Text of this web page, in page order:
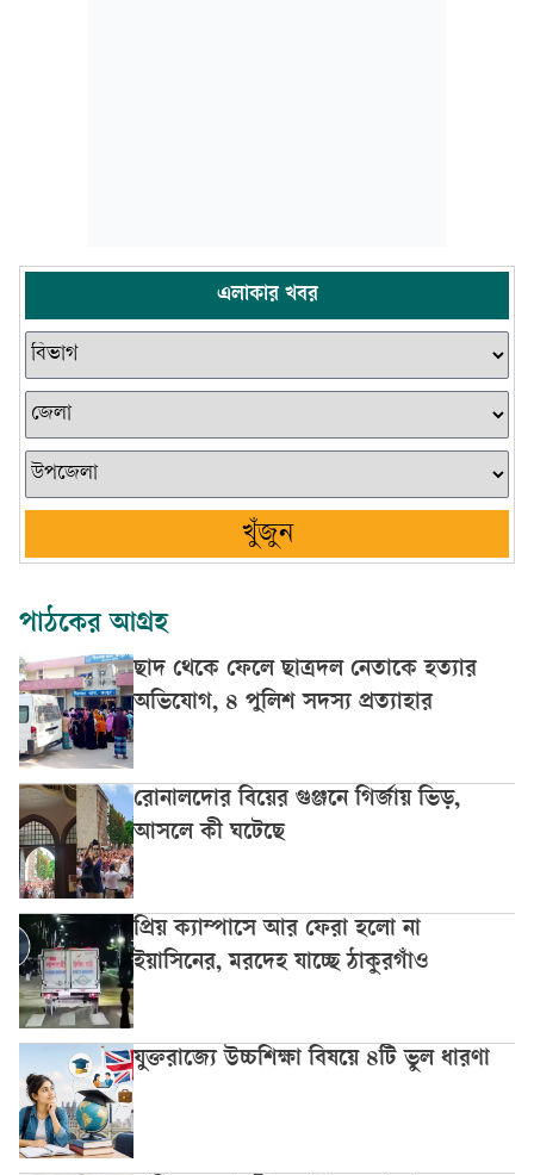
এলাকার খবর
খুঁজুন
পাঠকের আগ্রহ
ছাদ থেকে ফেলে ছাত্রদল নেতাকে হত্যার
অভিযোগ, ৪ পুলিশ সদস্য প্রত্যাহার
রোনালদোর বিয়ের গুঞ্জনে গির্জায় ভিড়,
আসলে কী ঘটেছে
প্রিয় ক্যাম্পাসে আর ফেরা হলো না
ইয়াসিনের, মরদেহ যাচ্ছে ঠাকুরগাঁও
যুক্তরাজ্যে উচ্চশিক্ষা বিষয়ে ৪টি ভুল ধারণা